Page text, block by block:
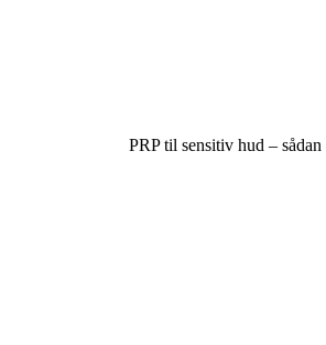
PRP til sensitiv hud –